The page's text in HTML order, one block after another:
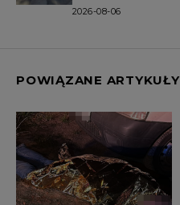
2026-08-06
POWIĄZANE ARTYKUŁY